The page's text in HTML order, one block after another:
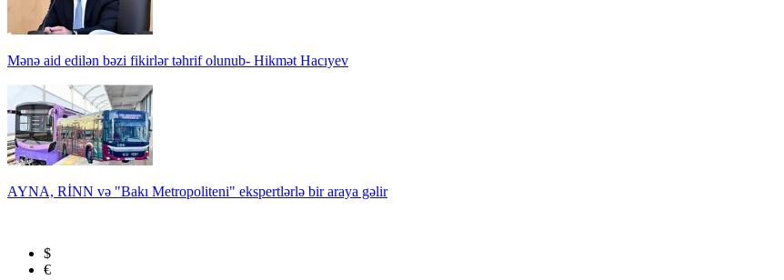
Mənə aid edilən bəzi fikirlər təhrif olunub- Hikmət Hacıyev
AYNA, RİNN və "Bakı Metropoliteni" ekspertlərlə bir araya gəlir
$
€